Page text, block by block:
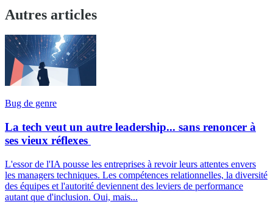
Autres articles
Bug de genre
La tech veut un autre leadership... sans renoncer à
ses vieux réflexes
L'essor de l'IA pousse les entreprises à revoir leurs attentes envers
les managers techniques. Les compétences relationnelles, la diversité
des équipes et l'autorité deviennent des leviers de performance
autant que d'inclusion. Oui, mais...